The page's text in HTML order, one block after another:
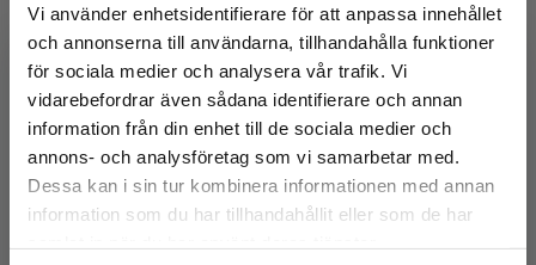
Vi använder enhetsidentifierare för att anpassa innehållet
och annonserna till användarna, tillhandahålla funktioner
för sociala medier och analysera vår trafik. Vi
vidarebefordrar även sådana identifierare och annan
information från din enhet till de sociala medier och
annons- och analysföretag som vi samarbetar med.
Dessa kan i sin tur kombinera informationen med annan
information som du har tillhandahållit eller som de har
Begränsad fraktregion
Det verkar som att du besöker
studentlitteratur.se via en enhet utanför Sverige.
Metoder i medie- och
kommunikationsvetenskap
Ekström, M - Johansson, B (red.)
223 kr
inkl. moms
Exkl. moms: 210 kr